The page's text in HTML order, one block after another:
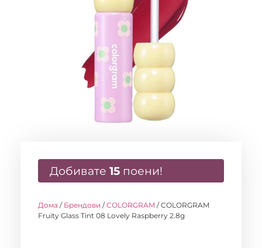
Добивате 15 поени!
Дома / Брендови /COLORGRAM / COLORGRAM
Fruity Glass Tint 08 Lovely Raspberry 2.8g